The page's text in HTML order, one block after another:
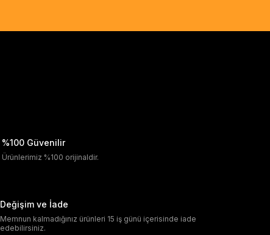
%100 Güvenilir
Ürünlerimiz %100 orijinaldir.
Değişim ve İade
Memnun kalmadığınız ürünleri 15 iş günü içerisinde iade
edebilirsiniz.